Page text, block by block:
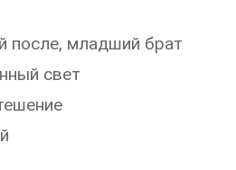
после, младший брат
свет